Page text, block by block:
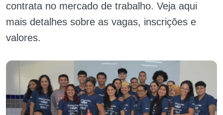
contrata no mercado de trabalho. Veja aqui
mais detalhes sobre as vagas, inscrições e
valores.